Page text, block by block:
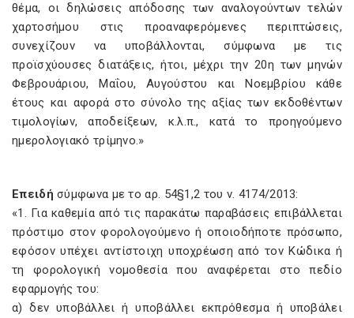
θέμα, οι δηλώσεις απόδοσης των αναλογούντων τελών
χαρτοσήμου στις προαναφερόμενες περιπτώσεις,
συνεχίζουν να υποβάλλονται, σύμφωνα με τις
προϊσχύουσες διατάξεις, ήτοι, μέχρι την 20η των μηνών
Φεβρουάριου, Μαΐου, Αυγούστου και Νοεμβρίου κάθε
έτους και αφορά στο σύνολο της αξίας των εκδοθέντων
τιμολογίων, αποδείξεων, κ.λ.π., κατά το προηγούμενο
ημερολογιακό τρίμηνο.»
Επειδή σύμφωνα με το αρ. 54§1,2 του ν. 4174/2013:
«1. Για καθεμία από τις παρακάτω παραβάσεις επιβάλλεται
πρόστιμο στον φορολογούμενο ή οποιοδήποτε πρόσωπο,
εφόσον υπέχει αντίστοιχη υποχρέωση από τον Κώδικα ή
τη φορολογική νομοθεσία που αναφέρεται στο πεδίο
εφαρμογής του:
α) δεν υποβάλλει ή υποβάλλει εκπρόθεσμα ή υποβάλει